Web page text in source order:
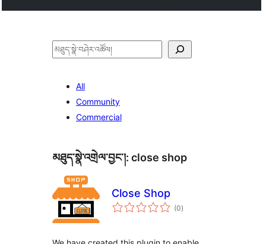
བཤེར་
All
Community
Commercial
མཐུད་སྣེ་འགྲེལ་བྱང་།: close shop
Close Shop
(0གདེང་
འཇོག་
)